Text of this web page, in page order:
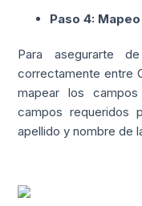
Paso 4:
Para asegurarte
correctamente entre
mapear los
campos requeridos
apellido y nombre de